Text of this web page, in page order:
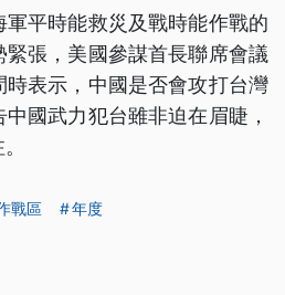
平時能救災及戰時能作戰的
張，美國參謀首長聯席會議
表示，中國是否會攻打台灣
國武力犯台雖非迫在眉睫，
戰區
年度